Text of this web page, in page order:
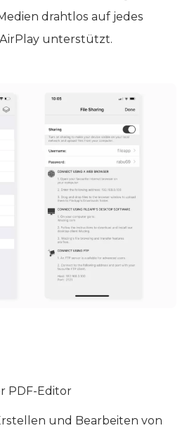
drahtlos auf jedes
unterstützt.
PDF-Editor
und Bearbeiten von